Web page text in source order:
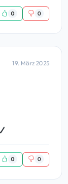
0 0
19. März 2025
0 0